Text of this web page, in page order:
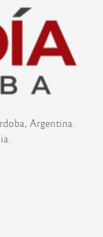
Argentina.